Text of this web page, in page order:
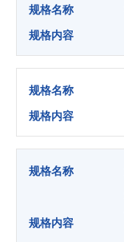
规格名称
规格内容
规格名称
规格内容
规格名称
规格内容